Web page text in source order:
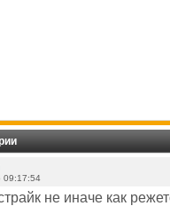
09:17:54
не иначе как